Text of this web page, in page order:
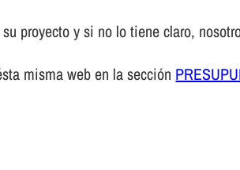
proyecto y si no lo tiene claro,
misma web en la sección